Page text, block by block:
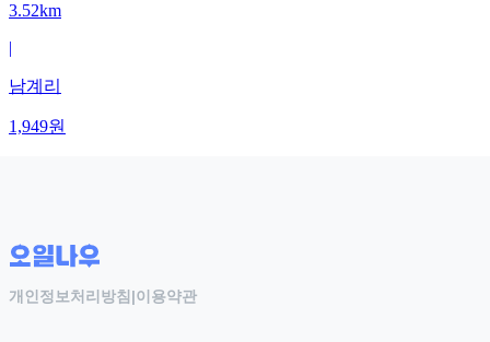
3.52km
|
남계리
1,949원
개인정보처리방침 |이용약관